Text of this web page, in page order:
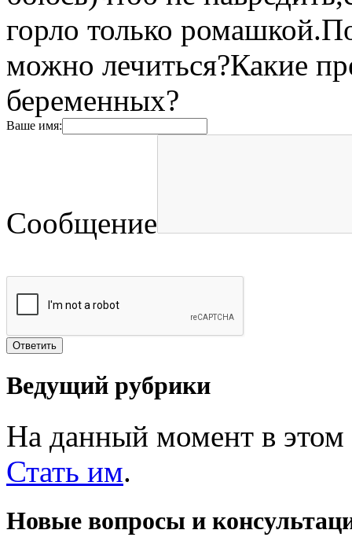
горло только
можно лечиться?Какие
беременных?
Ваше имя:
Сообщение
Ведущий рубрики
На данный момент в этом
Стать им.
Новые вопросы и